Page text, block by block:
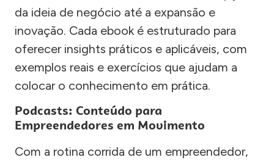
da ideia de negócio até a expansão e
inovação. Cada ebook é estruturado para
oferecer insights práticos e aplicáveis, com
exemplos reais e exercícios que ajudam a
colocar o conhecimento em prática.
Podcasts: Conteúdo para
Empreendedores em Movimento
Com a rotina corrida de um empreendedor,